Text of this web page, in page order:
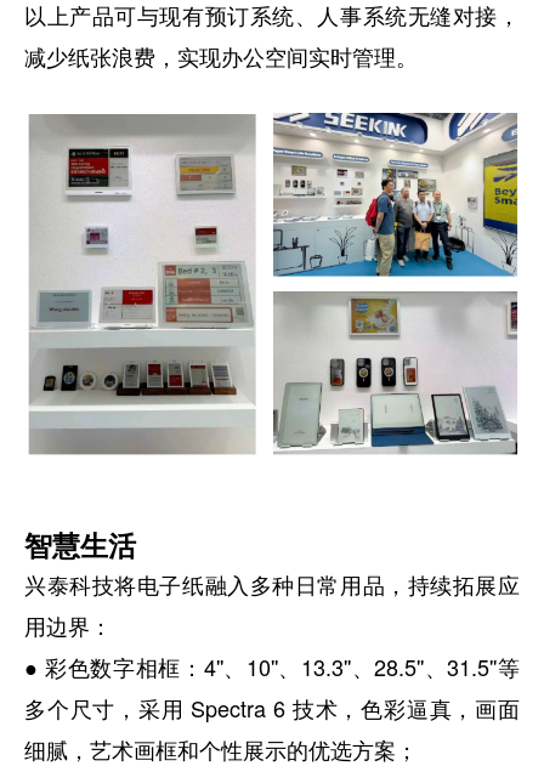
以上产品可与现有预订系统、人事系统无缝对接，
减少纸张浪费，实现办公空间实时管理。
智慧生活
兴泰科技将电子纸融入多种日常用品，持续拓展应
用边界：
● 彩色数字相框：4''、10''、13.3''、28.5''、31.5''等
多个尺寸，采用 Spectra 6 技术，色彩逼真，画面
细腻，艺术画框和个性展示的优选方案；